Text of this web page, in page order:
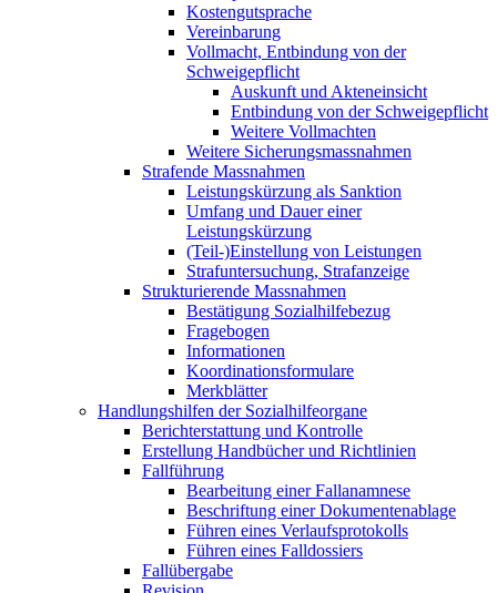
Kostengutsprache
Vereinbarung
Vollmacht, Entbindung von der
Schweigepflicht
Auskunft und Akteneinsicht
Entbindung von der Schweigepflicht
Weitere Vollmachten
Weitere Sicherungsmassnahmen
Strafende Massnahmen
Leistungskürzung als Sanktion
Umfang und Dauer einer
Leistungskürzung
(Teil-)Einstellung von Leistungen
Strafuntersuchung, Strafanzeige
Strukturierende Massnahmen
Bestätigung Sozialhilfebezug
Fragebogen
Informationen
Koordinationsformulare
Merkblätter
Handlungshilfen der Sozialhilfeorgane
Berichterstattung und Kontrolle
Erstellung Handbücher und Richtlinien
Fallführung
Bearbeitung einer Fallanamnese
Beschriftung einer Dokumentenablage
Führen eines Verlaufsprotokolls
Führen eines Falldossiers
Fallübergabe